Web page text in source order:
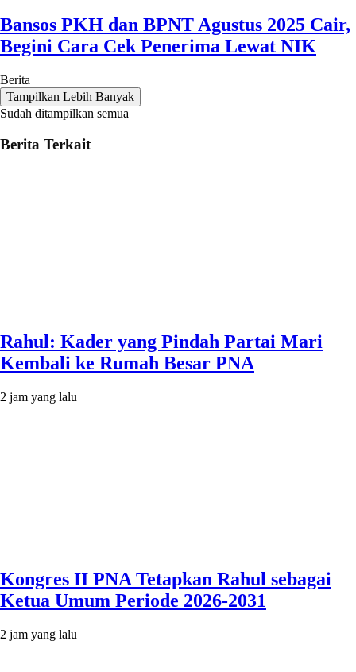
Bansos PKH dan BPNT Agustus 2025 Cair,
Begini Cara Cek Penerima Lewat NIK
Berita
Tampilkan Lebih Banyak
Sudah ditampilkan semua
Berita Terkait
Rahul: Kader yang Pindah Partai Mari
Kembali ke Rumah Besar PNA
2 jam yang lalu
Kongres II PNA Tetapkan Rahul sebagai
Ketua Umum Periode 2026-2031
2 jam yang lalu